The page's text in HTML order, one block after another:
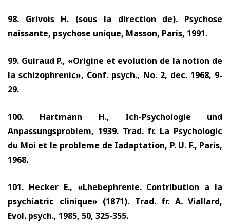
98. Grivois H. (sous la direction de). Psychose
naissante, psychose unique, Masson, Paris, 1991.
99. Guiraud P., «Origine et evolution de la notion de
la schizophrenic», Conf. psych., No. 2, dec. 1968, 9-
29.
100. Hartmann H., Ich-Psychologie und
Anpassungsproblem, 1939. Trad. fr. La Psychologic
du Moi et le probleme de Iadaptation, P. U. F., Paris,
1968.
101. Hecker E., «Lhebephrenie. Contribution a la
psychiatric clinique» (1871). Trad. fr. A. Viallard,
Evol. psych., 1985, 50, 325-355.